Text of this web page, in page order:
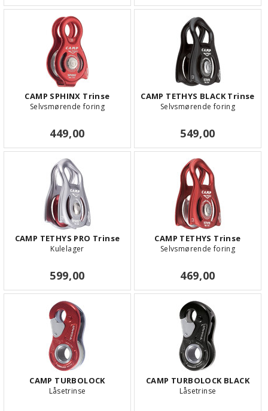
CAMP SPHINX Trinse
Selvsmørende foring
449,00
CAMP TETHYS BLACK Trinse
Selvsmørende foring
549,00
CAMP TETHYS PRO Trinse
Kulelager
599,00
CAMP TETHYS Trinse
Selvsmørende foring
469,00
CAMP TURBOLOCK
Låsetrinse
CAMP TURBOLOCK BLACK
Låsetrinse